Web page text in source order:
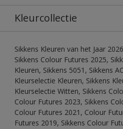
Kleurcollectie
Sikkens Kleuren van het Jaar
Sikkens Colour Futures 2025,
Kleuren, Sikkens 5051, Sikkens
Kleurselectie Kleuren, Sikkens
Kleurselectie Witten, Sikkens
Colour Futures 2023, Sikkens
Colour Futures 2021, Colour
Futures 2019, Sikkens Colour